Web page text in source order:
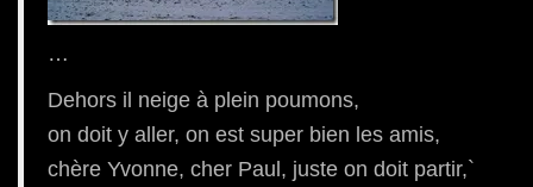
…
Dehors il neige à plein poumons,
on doit y aller, on est super bien les amis,
chère Yvonne, cher Paul, juste on doit partir,`